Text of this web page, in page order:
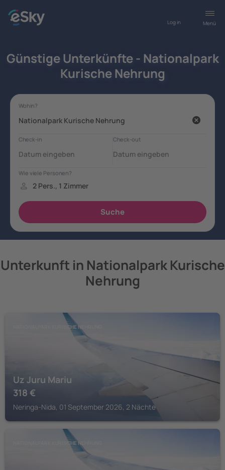
Menü
Log in
Günstige Unterkünfte - Nationalpark
Kurische Nehrung
Unterkunft in Nationalpark Kurische
Nehrung
NATIONALPARK KURISCHE NEHRUNG
Uz Juru Mariu
318 €
Neringa-Nida, 01 September 2026, 2 Nächte
NATIONALPARK KURISCHE NEHRUNG